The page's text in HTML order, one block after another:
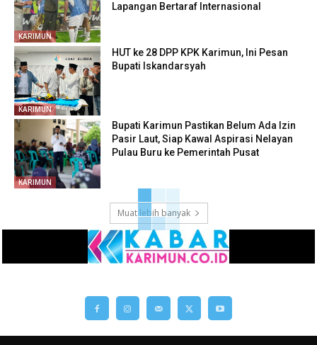
KARIMUN
Lapangan Bertaraf Internasional
KARIMUN
HUT ke 28 DPP KPK Karimun, Ini Pesan
Bupati Iskandarsyah
KARIMUN
Bupati Karimun Pastikan Belum Ada Izin
Pasir Laut, Siap Kawal Aspirasi Nelayan
Pulau Buru ke Pemerintah Pusat
Muat lebih banyak